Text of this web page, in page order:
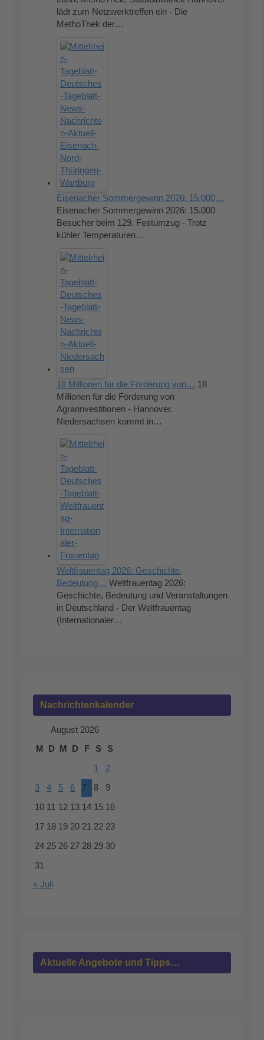
lädt zum Netzwerktreffen ein - Die
MethoThek der…
Eisenacher Sommergewinn 2026: 15.000…
Eisenacher Sommergewinn 2026: 15.000
Besucher beim 129. Festumzug - Trotz
kühler Temperaturen…
18 Millionen für die Förderung von… 18
Millionen für die Förderung von
Agrarinvestitionen - Hannover.
Niedersachsen kommt in…
Weltfrauentag 2026: Geschichte,
Bedeutung… Weltfrauentag 2026:
Geschichte, Bedeutung und Veranstaltungen
in Deutschland - Der Weltfrauentag
(Internationaler…
Nachrichtenkalender
August 2026
M
D M D F S S
1 2
3 4 5 6 7 8 9
10 11 12 13 14 15 16
17 18 19 20 21 22 23
24 25 26 27 28 29 30
31
« Juli
Aktuelle Angebote und Tipps…